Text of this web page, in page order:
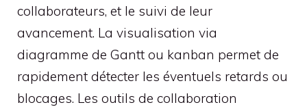
collaborateurs, et le suivi de leur
avancement. La visualisation via
diagramme de Gantt ou kanban permet de
rapidement détecter les éventuels retards ou
blocages. Les outils de collaboration